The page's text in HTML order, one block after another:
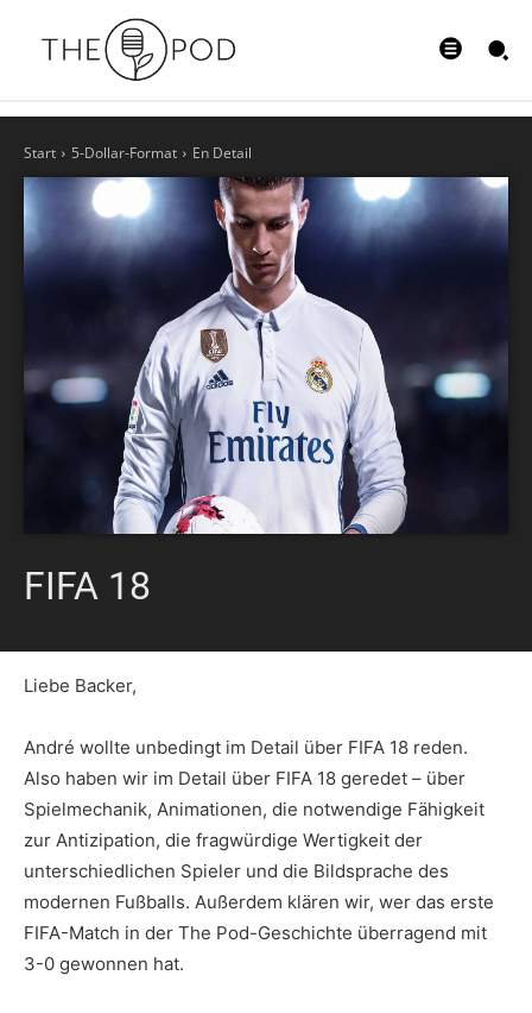
Start 5-Dollar-Format En Detail
FIFA 18
Liebe Backer,
André wollte unbedingt im Detail über FIFA 18 reden.
Also haben wir im Detail über FIFA 18 geredet – über
Spielmechanik, Animationen, die notwendige Fähigkeit
zur Antizipation, die fragwürdige Wertigkeit der
unterschiedlichen Spieler und die Bildsprache des
modernen Fußballs. Außerdem klären wir, wer das erste
FIFA-Match in der The Pod-Geschichte überragend mit
3-0 gewonnen hat.